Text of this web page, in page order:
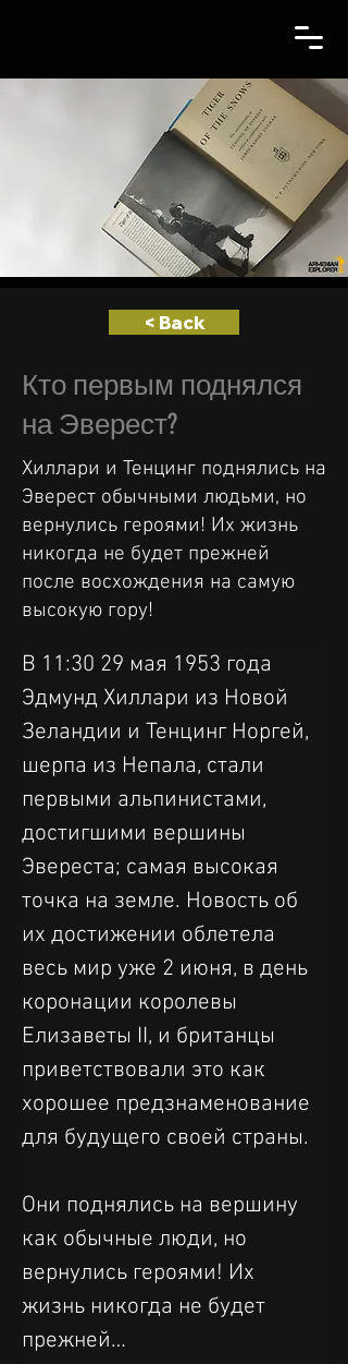
< Back
Кто первым поднялся
на Эверест?
Хиллари и Тенцинг поднялись на
Эверест обычными людьми, но
вернулись героями! Их жизнь
никогда не будет прежней
после восхождения на самую
высокую гору!
В 11:30 29 мая 1953 года
Эдмунд Хиллари из Новой
Зеландии и Тенцинг Норгей,
шерпа из Непала, стали
первыми альпинистами,
достигшими вершины
Эвереста; самая высокая
точка на земле. Новость об
их достижении облетела
весь мир уже 2 июня, в день
коронации королевы
Елизаветы II, и британцы
приветствовали это как
хорошее предзнаменование
для будущего своей страны.
Они поднялись на вершину
как обычные люди, но
вернулись героями! Их
жизнь никогда не будет
прежней…